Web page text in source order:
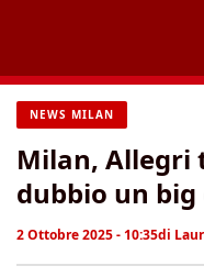
contenuto
NEWS MILAN
Milan, Allegri
dubbio un big
2 Ottobre 2025 - 10:35di